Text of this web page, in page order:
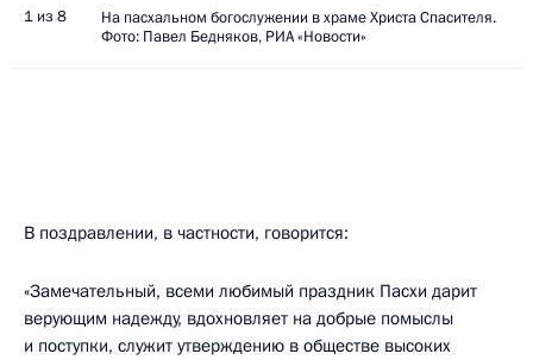
1 из 8
На пасхальном богослужении в храме Христа Спасителя.
Фото: Павел Бедняков, РИА «Новости»
В поздравлении, в частности, говорится:
«Замечательный, всеми любимый праздник Пасхи дарит
верующим надежду, вдохновляет на добрые помыслы
и поступки, служит утверждению в обществе высоких